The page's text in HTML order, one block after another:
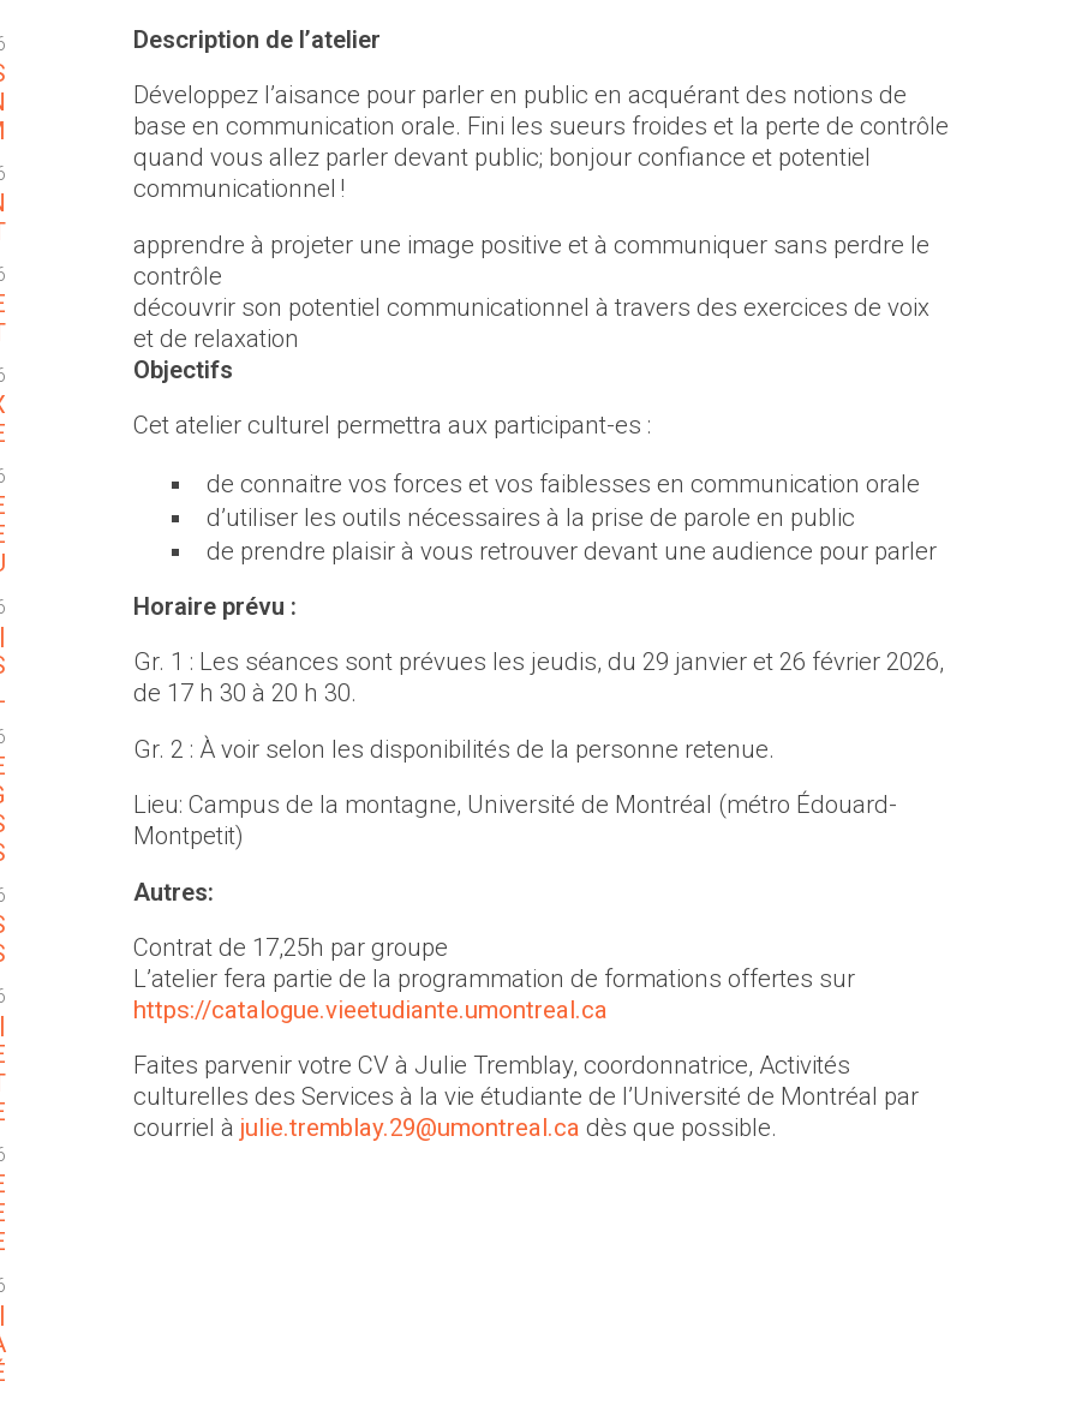
Description de l’atelier
Développez l’aisance pour parler en public en acquérant des notions de
base en communication orale. Fini les sueurs froides et la perte de contrôle
quand vous allez parler devant public; bonjour confiance et potentiel
communicationnel !
apprendre à projeter une image positive et à communiquer sans perdre le
contrôle
découvrir son potentiel communicationnel à travers des exercices de voix
et de relaxation
Objectifs
Cet atelier culturel permettra aux participant-es :
de connaitre vos forces et vos faiblesses en communication orale
d’utiliser les outils nécessaires à la prise de parole en public
de prendre plaisir à vous retrouver devant une audience pour parler
Horaire prévu :
Gr. 1 : Les séances sont prévues les jeudis, du 29 janvier et 26 février 2026,
de 17 h 30 à 20 h 30.
Gr. 2 : À voir selon les disponibilités de la personne retenue.
Lieu: Campus de la montagne, Université de Montréal (métro Édouard-
Montpetit)
Autres:
Contrat de 17,25h par groupe
L’atelier fera partie de la programmation de formations offertes sur
https://catalogue.vieetudiante.umontreal.ca
Faites parvenir votre CV à Julie Tremblay, coordonnatrice, Activités
culturelles des Services à la vie étudiante de l’Université de Montréal par
courriel à julie.tremblay.29@umontreal.ca dès que possible.